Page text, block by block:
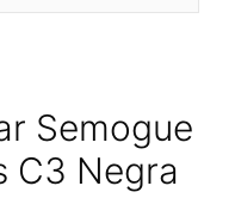
Semogue
C3 Negra